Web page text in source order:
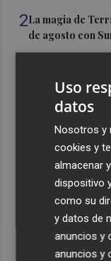
2La magia de
de agosto con
Finetwork
calle Colón de
El Hospital del
la atención al
Uso
datos
Nosotros y
cookies y
almacenar
dispositivo
como su
y datos de
anuncios y
anuncios y